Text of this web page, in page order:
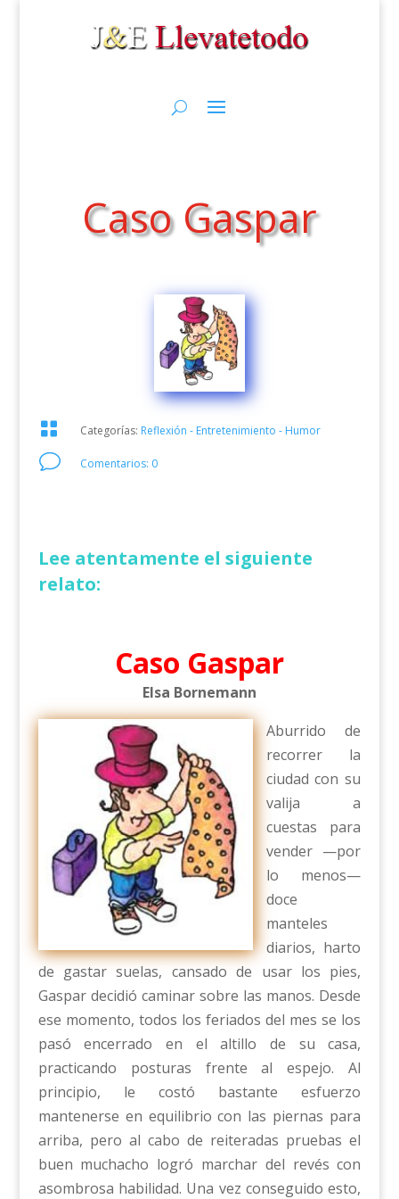
Caso Gaspar
 Categorías: Reflexión - Entretenimiento - Humor
v Comentarios: 0
Lee atentamente el siguiente
relato:
Caso Gaspar
Elsa Bornemann
Aburrido de
recorrer la
ciudad con su
valija a
cuestas para
vender —por
lo menos—
doce
manteles
diarios, harto
de gastar suelas, cansado de usar los pies,
Gaspar decidió caminar sobre las manos. Desde
ese momento, todos los feriados del mes se los
pasó encerrado en el altillo de su casa,
practicando posturas frente al espejo. Al
principio, le costó bastante esfuerzo
mantenerse en equilibrio con las piernas para
arriba, pero al cabo de reiteradas pruebas el
buen muchacho logró marchar del revés con
asombrosa habilidad. Una vez conseguido esto,